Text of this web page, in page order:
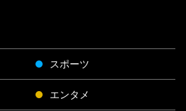
スポーツ
エンタメ